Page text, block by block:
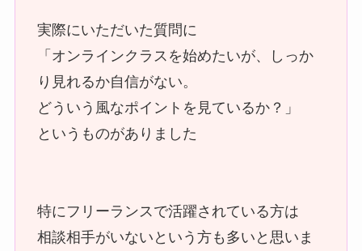
実際にいただいた質問に
「オンラインクラスを始めたいが、しっか
り見れるか自信がない。
どういう風なポイントを見ているか？」
というものがありました
特にフリーランスで活躍されている方は
相談相手がいないという方も多いと思いま